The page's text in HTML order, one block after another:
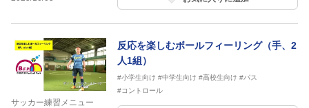
サッカー練習メニュー
反応を楽しむボールフィーリング（手、2
人1組）
#小学生向け #中学生向け #高校生向け #パス
#コントロール